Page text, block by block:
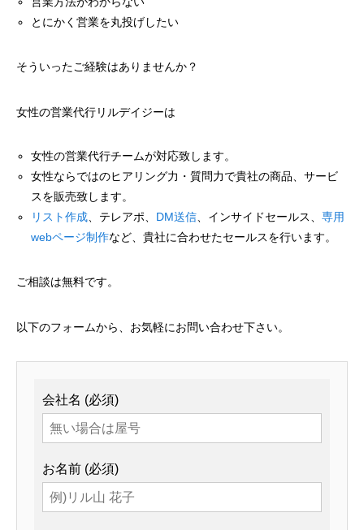
とにかく営業を丸投げしたい
そういったご経験はありませんか？
女性の営業代行リルデイジーは
女性の営業代行チームが対応致します。
女性ならではのヒアリング力・質問力で貴社の商品、サービ
スを販売致します。
リスト作成 、テレアポ、 DM送信 、インサイドセールス、専用
webページ制作など、貴社に合わせたセールスを行います。
ご相談は無料です。
以下のフォームから、お気軽にお問い合わせ下さい。
会社名 (必須)
お名前 (必須)